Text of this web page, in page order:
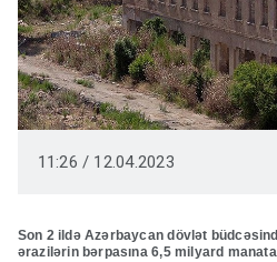
11:26 / 12.04.2023
Son 2 ildə Azərbaycan dövlət
ərazilərin bərpasına 6,5 milyard